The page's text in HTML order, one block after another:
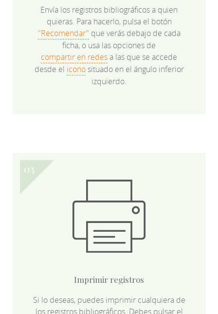
Envía los registros bibliográficos a quien
quieras. Para hacerlo, pulsa el botón
"Recomendar" que verás debajo de cada
ficha, o usa las opciones de
compartir en redesa las que se accede
desde el iconosituado en el ángulo inferior
izquierdo.
Imprimir registros
Si lo deseas, puedes imprimir cualquiera de
los registros bibliográficos. Debes pulsar el